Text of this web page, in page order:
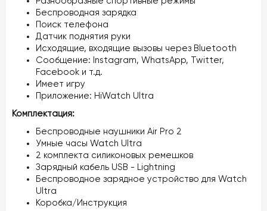
Беспроводная зарядка
Поиск телефона
Датчик поднятия руки
Исходящие, входящие вызовы через Bluetooth
Сообщение: Instagram, WhatsApp, Twitter,
Facebook и т.д.
Имеет игру
Приложение: HiWatch Ultra
Комплектация:
Беспроводные наушники Air Pro 2
Умные часы Watch Ultra
2 комплекта силиконовых ремешков
Зарядный кабель USB - Lightning
Беспроводное зарядное устройство для Watch
Ultra
Коробка/Инструкция